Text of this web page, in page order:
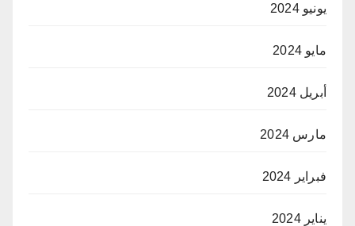
يونيو 2024
مايو 2024
أبريل 2024
مارس 2024
فبراير 2024
يناير 2024